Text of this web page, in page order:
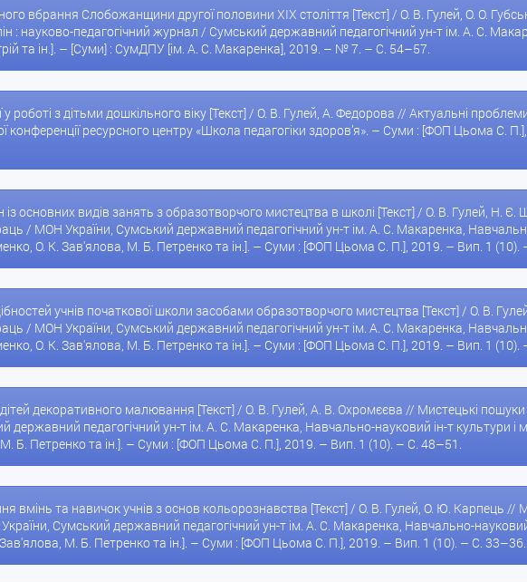
вбрання Слобожанщини другої половини XIX століття [Текст] / О. В. Гулей, О. О.
: науково-педагогічний журнал / Сумський державний педагогічний ун-т ім. А. С.
та ін.]. – [Суми] : СумДПУ [ім. А. С. Макаренка], 2019. – № 7. – С. 54–57.
у роботі з дітьми дошкільного віку [Текст] / О. В. Гулей, А. Федорова // Актуальні
конференції ресурсного центру «Школа педагогіки здоров’я». – Суми : [ФОП Цьома С.
основних видів занять з образотворчого мистецтва в школі [Текст] / О. В. Гулей, Н. Є.
/ МОН України, Сумський державний педагогічний ун-т ім. А. С. Макаренка,
О. К. Зав'ялова, М. Б. Петренко та ін.]. – Суми : [ФОП Цьома С. П.], 2019. – Вип. 1 (10).
учнів початкової школи засобами образотворчого мистецтва [Текст] / О. В.
/ МОН України, Сумський державний педагогічний ун-т ім. А. С. Макаренка,
О. К. Зав'ялова, М. Б. Петренко та ін.]. – Суми : [ФОП Цьома С. П.], 2019. – Вип. 1 (10).
декоративного малювання [Текст] / О. В. Гулей, А. В. Охромєєва // Мистецькі пошуки
педагогічний ун-т ім. А. С. Макаренка, Навчально-науковий ін-т культури і
Б. Петренко та ін.]. – Суми : [ФОП Цьома С. П.], 2019. – Вип. 1 (10). – С. 48–51.
вмінь та навичок учнів з основ кольорознавства [Текст] / О. В. Гулей, О. Ю. Карпець //
Сумський державний педагогічний ун-т ім. А. С. Макаренка, Навчально-науковий
М. Б. Петренко та ін.]. – Суми : [ФОП Цьома С. П.], 2019. – Вип. 1 (10). – С. 33–36.